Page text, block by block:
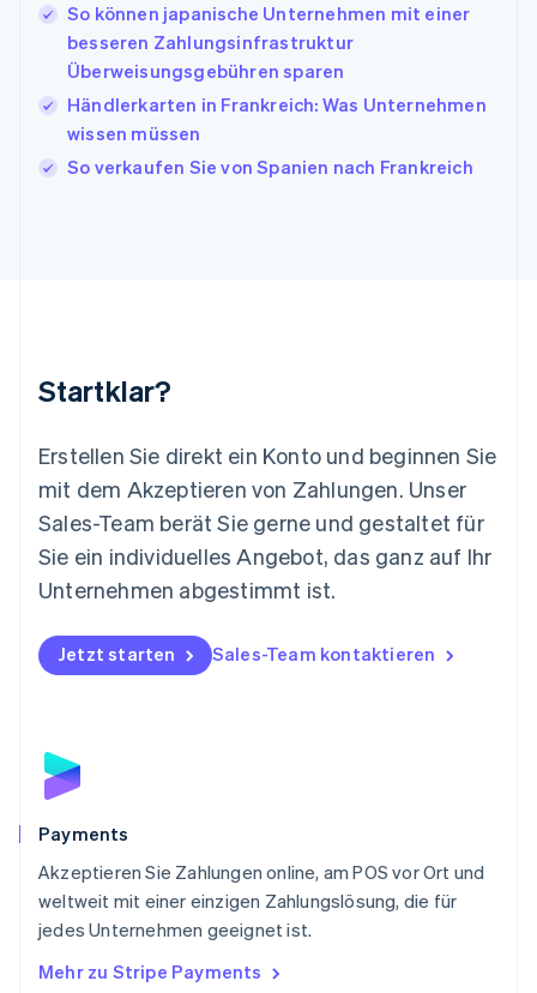
So können japanische Unternehmen mit einer
besseren Zahlungsinfrastruktur
Überweisungsgebühren sparen
Händlerkarten in Frankreich: Was Unternehmen
wissen müssen
So verkaufen Sie von Spanien nach Frankreich
Startklar?
Erstellen Sie direkt ein Konto und beginnen Sie
mit dem Akzeptieren von Zahlungen. Unser
Sales-Team berät Sie gerne und gestaltet für
Sie ein individuelles Angebot, das ganz auf Ihr
Unternehmen abgestimmt ist.
Jetzt starten Sales-Team kontaktieren
Payments
Akzeptieren Sie Zahlungen online, am POS vor Ort und
weltweit mit einer einzigen Zahlungslösung, die für
jedes Unternehmen geeignet ist.
Mehr zu Stripe Payments
English Français
Kroatien
EnglishItaliano
Lettland
Liechtenstein
DeutschEnglish
Mexiko
English
Niederlande
Nederlands English
Norwegen
English
Österreich
Polen
English
Portugal
Schweden
Schweiz
Singapur
English简体中文
Slowakei
Slowenien